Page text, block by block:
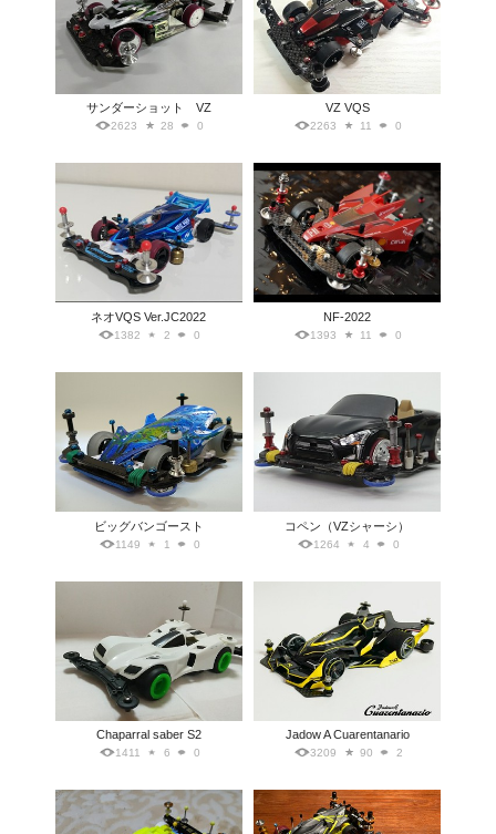
サンダーショット VZ
2623 28 0
VZ VQS
2263 11 0
ネオVQS Ver.JC2022
1382 2 0
NF-2022
1393 11 0
ビッグバンゴースト
1149 1 0
コペン（VZシャーシ）
1264 4 0
Chaparral saber S2
1411 6 0
Jadow A Cuarentanario
3209 90 2